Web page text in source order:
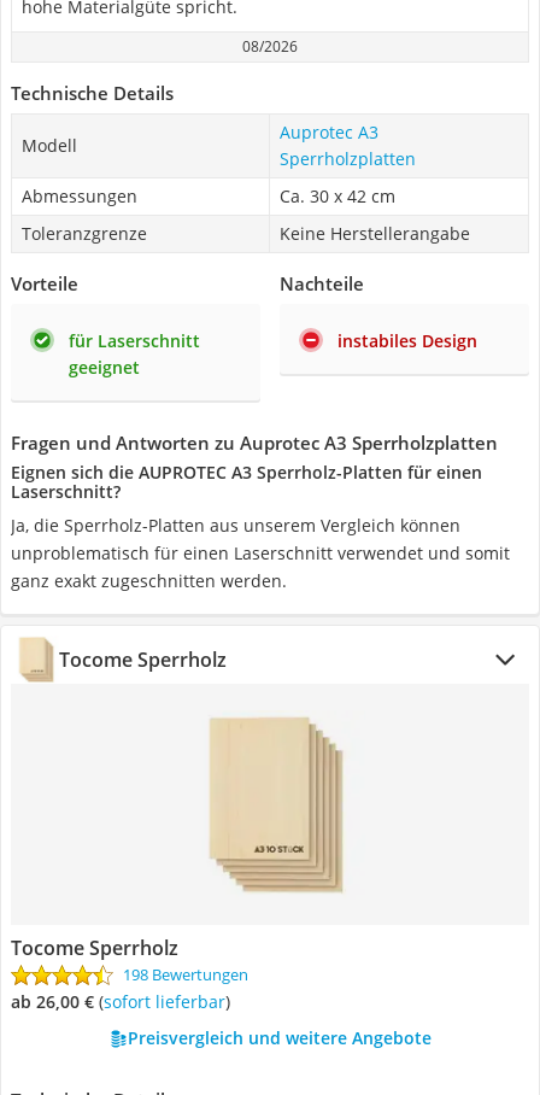
hohe Materialgüte spricht.
08/2026
Technische Details
Modell
Auprotec A3
Sperrholzplatten
Abmessungen
Ca. 30 x 42 cm
Toleranzgrenze
Keine Herstellerangabe
Vorteile
für Laserschnitt
geeignet
Nachteile
instabiles Design
Fragen und Antworten zu Auprotec A3 Sperrholzplatten
Eignen sich die AUPROTEC A3 Sperrholz-Platten für einen
Laserschnitt?
Ja, die Sperrholz-Platten aus unserem Vergleich können
unproblematisch für einen Laserschnitt verwendet und somit
ganz exakt zugeschnitten werden.
‎Tocome Sperrholz
‎Tocome Sperrholz
198 Bewertungen
ab 26,00 € ( Sofort lieferbar)
Preisvergleich und weitere Angebote